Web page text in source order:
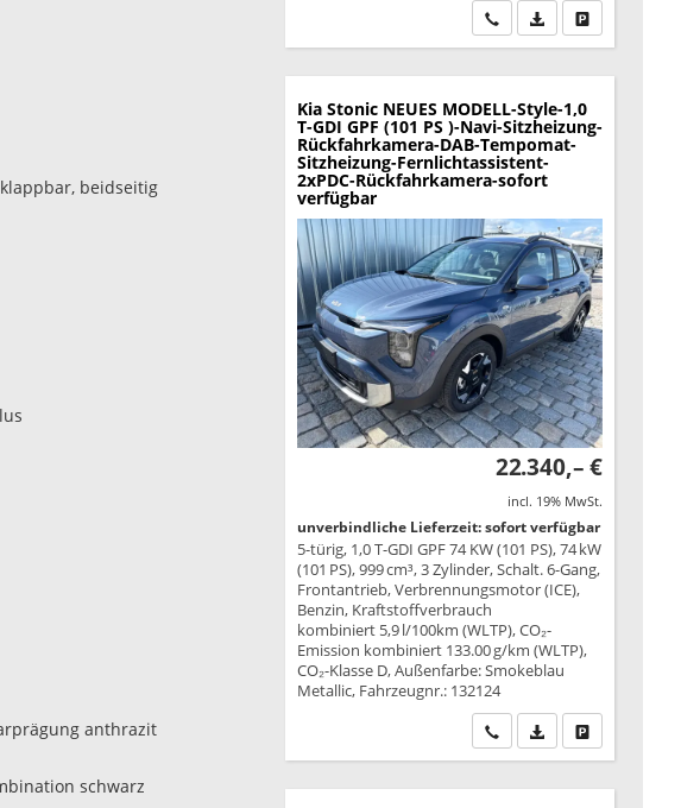
beidseitig
anthrazit
schwarz
Wir rufen Sie an
PDF-Datei,Drucken,
Kia Stonic NEUES MODELL-Style-1,0
T-GDI GPF (101 PS )-Navi-Sitzheizung-
Rückfahrkamera-DAB-Tempomat-
Sitzheizung-Fernlichtassistent-
2xPDC-Rückfahrkamera-sofort
verfügbar
22.340,– €
incl. 19% MwSt.
unverbindliche Lieferzeit: sofort verfügbar
5-türig, 1,0 T-GDI GPF 74 KW (101 PS), 74 kW
(101 PS), 999 cm³, 3 Zylinder, Schalt. 6-Gang,
Frontantrieb, Verbrennungsmotor (ICE),
Benzin, Kraftstoffverbrauch
kombiniert 5,9 l/100km (WLTP), CO₂-
Emission kombiniert 133.00 g/km (WLTP),
CO₂-Klasse D, Außenfarbe: Smokeblau
Metallic, Fahrzeugnr.: 132124
Wir rufen Sie an
PDF-Datei,Drucken,